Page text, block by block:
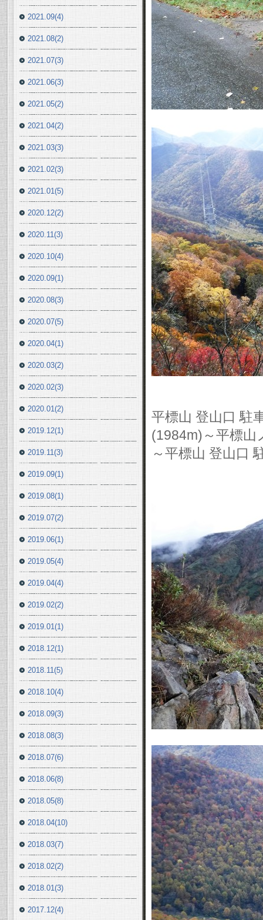
平標山 登山口 駐
(1984m)～平標山
～平標山 登山口
2021.09(4)
2021.08(2)
2021.07(3)
2021.06(3)
2021.05(2)
2021.04(2)
2021.03(3)
2021.02(3)
2021.01(5)
2020.12(2)
2020.11(3)
2020.10(4)
2020.09(1)
2020.08(3)
2020.07(5)
2020.04(1)
2020.03(2)
2020.02(3)
2020.01(2)
2019.12(1)
2019.11(3)
2019.09(1)
2019.08(1)
2019.07(2)
2019.06(1)
2019.05(4)
2019.04(4)
2019.02(2)
2019.01(1)
2018.12(1)
2018.11(5)
2018.10(4)
2018.09(3)
2018.08(3)
2018.07(6)
2018.06(8)
2018.05(8)
2018.04(10)
2018.03(7)
2018.02(2)
2018.01(3)
2017.12(4)